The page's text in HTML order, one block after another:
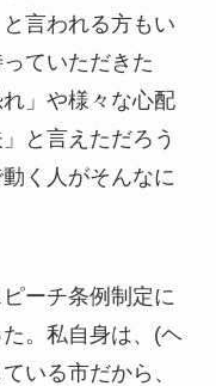
言われる方もい
ていただきた
」や様々な心配
と言えただろう
く人がそんなに
ーチ条例制定に
。私自身は、(ヘ
いる市だから、